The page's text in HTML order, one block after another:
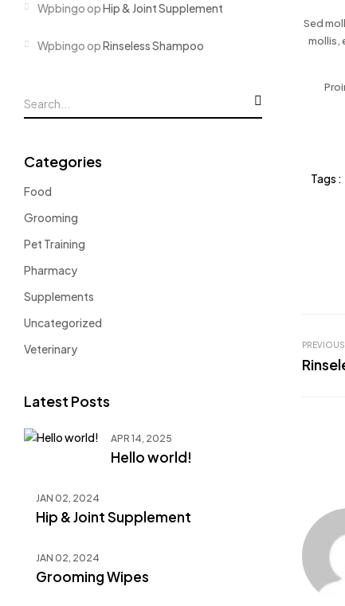
WpbingoopHip & Joint Supplement
WpbingoopRinseless Shampoo
Categories
Food
Grooming
Pet Training
Pharmacy
Supplements
Uncategorized
Veterinary
Latest Posts
APR 14, 2025
Hello world!
JAN 02, 2024
Hip & Joint Supplement
JAN 02, 2024
Grooming Wipes
Sed
mollis,
Tags :
PREVIOUS